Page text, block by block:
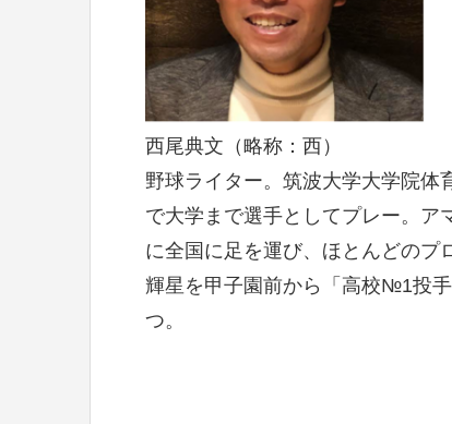
西尾典文（略称：西）
野球ライター。筑波大学大学院体
で大学まで選手としてプレー。ア
に全国に足を運び、ほとんどのプ
輝星を甲子園前から「高校№1投
つ。